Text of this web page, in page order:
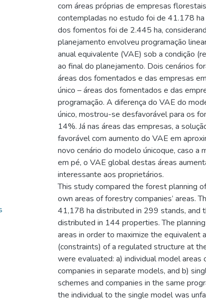
com áreas próprias de empresas
contempladas no estudo foi de 41.178
dos fomentos foi de 2.445 ha,
planejamento envolveu programação
anual equivalente (VAE) sob a condição
ao final do planejamento. Dois cenários
áreas dos fomentados e das empresas
único – áreas dos fomentados e das
programação. A diferença do VAE do
único, mostrou-se desfavorável para os
14%. Já nas áreas das empresas, a
favorável com aumento do VAE em
novo cenário do modelo únicoque, caso
em pé, o VAE global destas áreas
interessante aos proprietários.
This study compared the forest planning
own areas of forestry companies’ areas.
41,178 ha distributed in 299 stands, and
distributed in 144 properties. The
areas in order to maximize the equivalent
(constraints) of a regulated structure at
were evaluated: a) individual model
companies in separate models, and b)
schemes and companies in the same
the individual to the single model was